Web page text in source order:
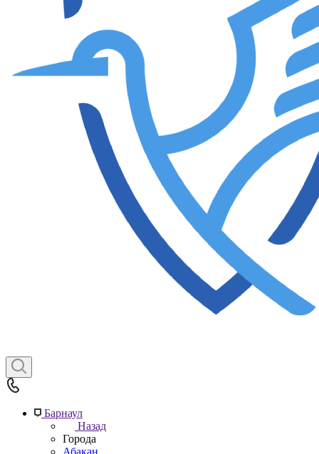
Барнаул
Назад
Города
Абакан